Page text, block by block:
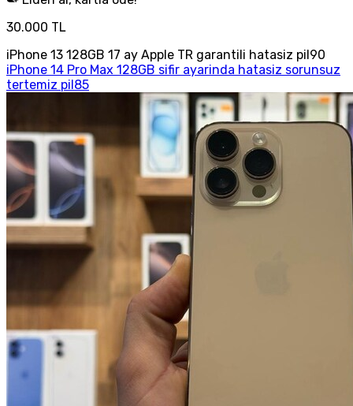
30.000 TL
iPhone 13 128GB 17 ay Apple TR garantili hatasiz pil90
iPhone 14 Pro Max 128GB sifir ayarinda hatasiz sorunsuz
tertemiz pil85